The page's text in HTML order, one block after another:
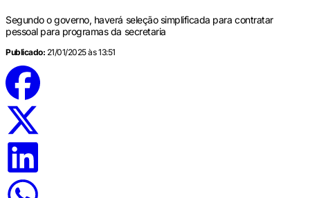
Segundo o governo, haverá seleção simplificada para contratar
pessoal para programas da secretaria
Publicado: 21/01/2025 às 13:51